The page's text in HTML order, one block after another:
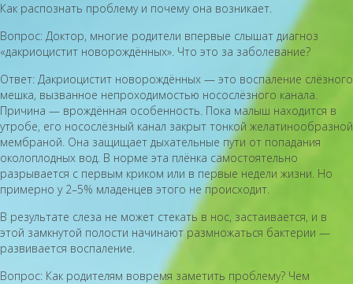
Как распознать проблему и почему она возникает.
Вопрос: Доктор, многие родители впервые слышат диагноз
«дакриоцистит новорождённых». Что это за заболевание?
Ответ: Дакриоцистит новорождённых — это воспаление слёзного
мешка, вызванное непроходимостью носослёзного канала.
Причина — врождённая особенность. Пока малыш находится в
утробе, его носослёзный канал закрыт тонкой желатинообразной
мембраной. Она защищает дыхательные пути от попадания
околоплодных вод. В норме эта плёнка самостоятельно
разрывается с первым криком или в первые недели жизни. Но
примерно у 2–5% младенцев этого не происходит.
В результате слеза не может стекать в нос, застаивается, и в
этой замкнутой полости начинают размножаться бактерии —
развивается воспаление.
Вопрос: Как родителям вовремя заметить проблему? Чем